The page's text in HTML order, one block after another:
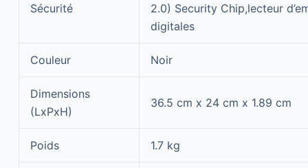
Sécurité
2.0) Security Chip,lecteur
digitales
Couleur Noir
Dimensions
(LxPxH)
36.5 cm x 24 cm x 1.89 cm
Poids 1.7 kg